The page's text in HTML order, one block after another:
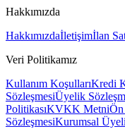
Hakkımızda
Hakkımızdaİletişimİlan
Veri Politikamız
Kullanım KoşullarıKredi
SözleşmesiÜyelik
PolitikasıKVKK Metni
SözleşmesiKurumsal